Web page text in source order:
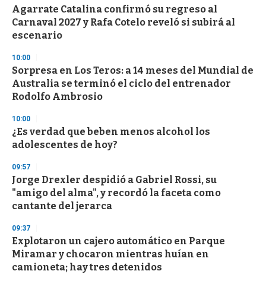
Agarrate Catalina confirmó su regreso al
Carnaval 2027 y Rafa Cotelo reveló si subirá al
escenario
10:00
Sorpresa en Los Teros: a 14 meses del Mundial de
Australia se terminó el ciclo del entrenador
Rodolfo Ambrosio
10:00
¿Es verdad que beben menos alcohol los
adolescentes de hoy?
09:57
Jorge Drexler despidió a Gabriel Rossi, su
"amigo del alma", y recordó la faceta como
cantante del jerarca
09:37
Explotaron un cajero automático en Parque
Miramar y chocaron mientras huían en
camioneta; hay tres detenidos